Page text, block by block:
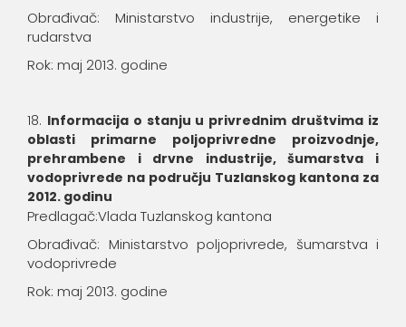
Obrađivač: Ministarstvo industrije, energetike i
rudarstva
Rok: maj 2013. godine
Informacija o stanju u privrednim društvima iz
oblasti primarne poljoprivredne proizvodnje,
prehrambene i drvne industrije, šumarstva i
vodoprivrede na području Tuzlanskog kantona za
2012. godinu
Predlagač:Vlada Tuzlanskog kantona
Obrađivač: Ministarstvo poljoprivrede, šumarstva i
vodoprivrede
Rok: maj 2013. godine